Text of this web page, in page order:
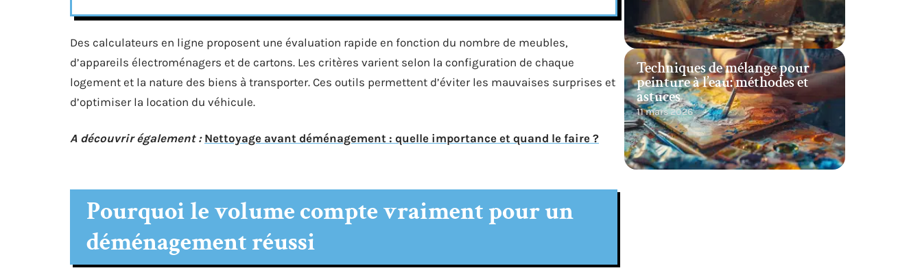
Des calculateurs en ligne proposent une évaluation rapide en fonction du nombre de meubles,
d’appareils électroménagers et de cartons. Les critères varient selon la configuration de chaque
logement et la nature des biens à transporter. Ces outils permettent d’éviter les mauvaises surprises et
d’optimiser la location du véhicule.
A découvrir également : Nettoyage avant déménagement : quelle importance et quand le faire ?
Pourquoi le volume compte vraiment pour un
déménagement réussi
Techniques de mélange pour
peinture à l’eau: méthodes et
astuces
11 mars 2026